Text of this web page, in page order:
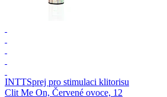
INTTSprej pro stimulaci klitorisu
Clit Me On, Červené ovoce, 12